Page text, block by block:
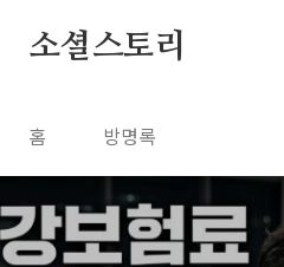
소셜스토리
홈 방명록